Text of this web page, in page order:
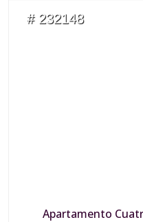
# 232148
Apartamento